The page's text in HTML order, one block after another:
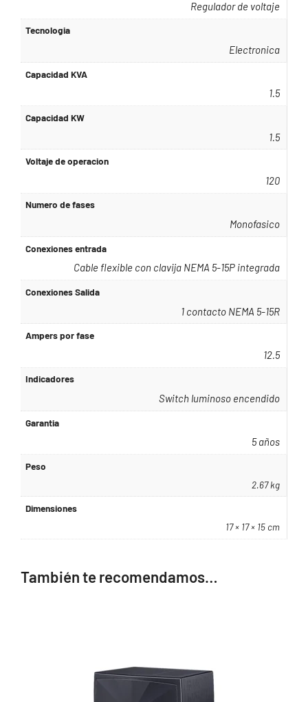
Regulador de voltaje
Tecnologia
Electronica
Capacidad KVA
1.5
Capacidad KW
1.5
Voltaje de operacion
120
Numero de fases
Monofasico
Conexiones entrada
Cable flexible con clavija NEMA 5-15P integrada
Conexiones Salida
1 contacto NEMA 5-15R
Ampers por fase
12.5
Indicadores
Switch luminoso encendido
Garantia
5 años
Peso
2.67 kg
Dimensiones
17 × 17 × 15 cm
También te recomendamos…